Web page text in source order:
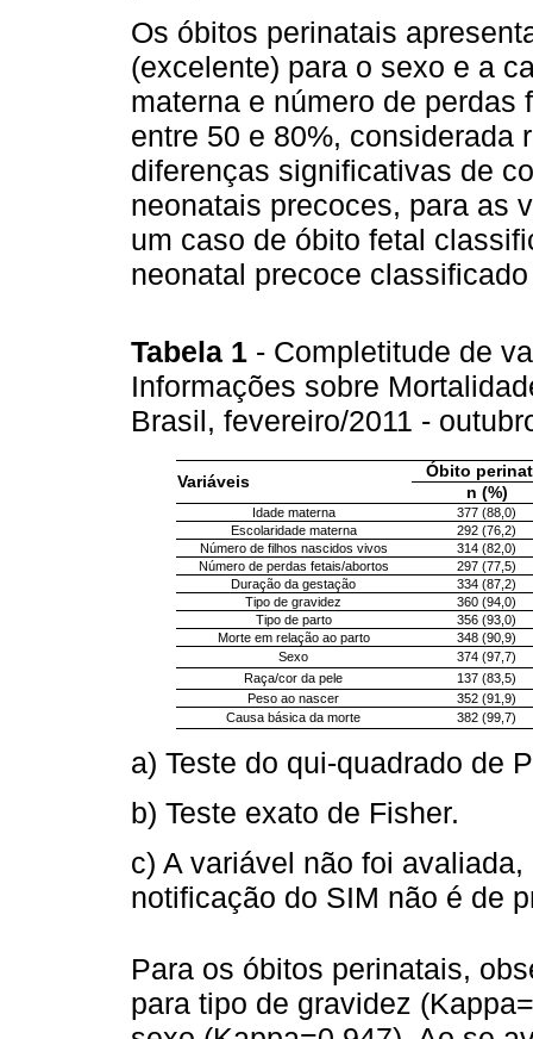
Os óbitos perinatais
(excelente) para o sexo e a
materna e número de
entre 50 e 80%, considerada
diferenças significativas de
neonatais precoces, para as
um caso de óbito fetal
neonatal precoce
Tabela 1 - Completitude de
Informações sobre
Brasil, fevereiro/2011 -
Variáveis
Óbito
n (%)
Idade materna
377 (88,0)
Escolaridade materna
292 (76,2)
Número de filhos nascidos vivos
314 (82,0)
Número de perdas fetais/abortos
297 (77,5)
Duração da gestação
334 (87,2)
Tipo de gravidez
360 (94,0)
Tipo de parto
356 (93,0)
Morte em relação ao parto
348 (90,9)
Sexo
374 (97,7)
Raça/cor da pele
137 (83,5)
Peso ao nascer
352 (91,9)
Causa básica da morte
382 (99,7)
a) Teste do qui-quadrado de
b) Teste exato de Fisher.
c) A variável não foi
notificação do SIM não é de
Para os óbitos perinatais,
para tipo de gravidez